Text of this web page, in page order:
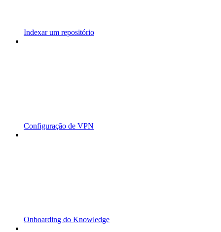
Indexar um repositório
Configuração de VPN
Onboarding do Knowledge